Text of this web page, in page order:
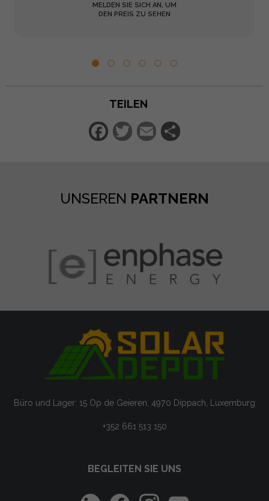
MELDEN SIE SICH AN, UM
DEN PREIS ZU SEHEN
TEILEN
Facebook
Twitter
Email
UNSEREN PARTNERN
+352 661 513 150